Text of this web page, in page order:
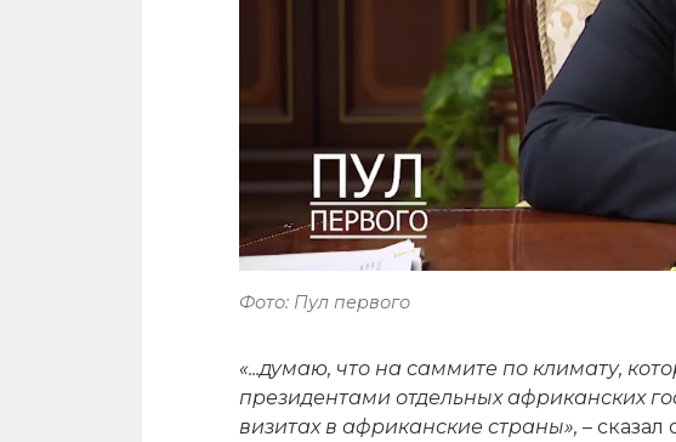
Фото: Пул первого
«...думаю, что на саммите по климату,
президентами отдельных африканских
визитах в африканские страны», –